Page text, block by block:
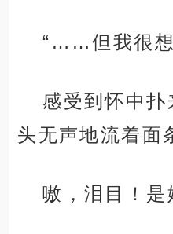
“……但我很想
感受到怀中扑
头无声地流着面
嗷，泪目！是